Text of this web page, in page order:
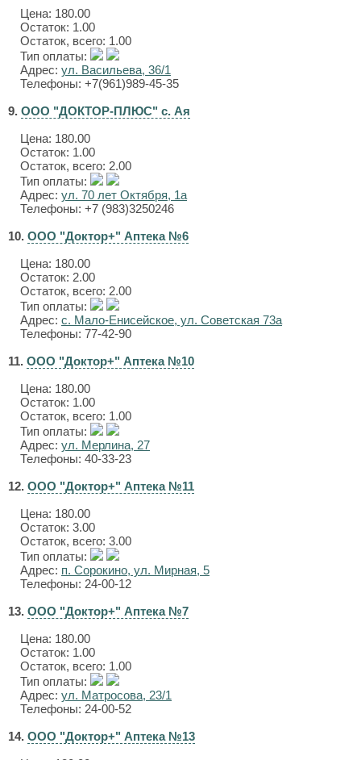
Цена: 180.00
Остаток: 1.00
Остаток, всего: 1.00
Тип оплаты:
Адрес: ул. Васильева, 36/1
Телефоны: +7(961)989-45-35
9. ООО "ДОКТОР-ПЛЮС" с. Ая
Цена: 180.00
Остаток: 1.00
Остаток, всего: 2.00
Тип оплаты:
Адрес: ул. 70 лет Октября, 1а
Телефоны: +7 (983)3250246
10. ООО "Доктор+" Аптека №6
Цена: 180.00
Остаток: 2.00
Остаток, всего: 2.00
Тип оплаты:
Адрес: с. Мало-Енисейское, ул. Советская 73а
Телефоны: 77-42-90
11. ООО "Доктор+" Аптека №10
Цена: 180.00
Остаток: 1.00
Остаток, всего: 1.00
Тип оплаты:
Адрес: ул. Мерлина, 27
Телефоны: 40-33-23
12. ООО "Доктор+" Аптека №11
Цена: 180.00
Остаток: 3.00
Остаток, всего: 3.00
Тип оплаты:
Адрес: п. Сорокино, ул. Мирная, 5
Телефоны: 24-00-12
13. ООО "Доктор+" Аптека №7
Цена: 180.00
Остаток: 1.00
Остаток, всего: 1.00
Тип оплаты:
Адрес: ул. Матросова, 23/1
Телефоны: 24-00-52
14. ООО "Доктор+" Аптека №13